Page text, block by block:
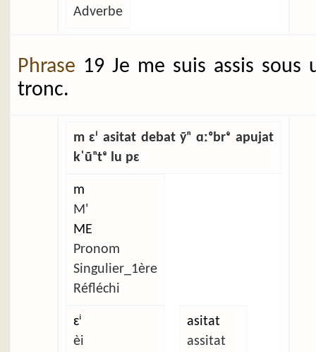
Adverbe
Phrase 19 Je me suis assis
tronc.
m ɛⁱ asitat debat ỹⁿ ɑːᵒbrᵉ apujat
kˈũⁿtᵉ lu pɛ
m
M'
ME
Pronom
Singulier_1ère
Réfléchi
ɛⁱ
èi
asitat
assitat